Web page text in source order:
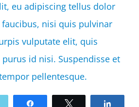
eu adipiscing tellus dolor
nisi quis pulvinar
vulputate elit, quis
id nisi. Suspendisse et
pellentesque.